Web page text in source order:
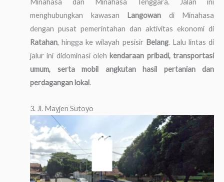
menghubungkan kawasan
Langowan di Minahasa
dengan pusat pemerintahan dan aktivitas ekonomi di
Ratahan, hingga ke wilayah pesisir Belang. Lalu lintas di
jalur ini didominasi oleh kendaraan pribadi, transportasi
umum, serta mobil angkutan hasil pertanian dan
perdagangan lokal.
3. Jl. Mayjen Sutoyo